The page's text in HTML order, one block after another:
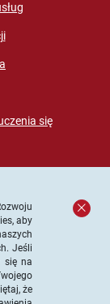
się
aby
Jeśli
się na
że